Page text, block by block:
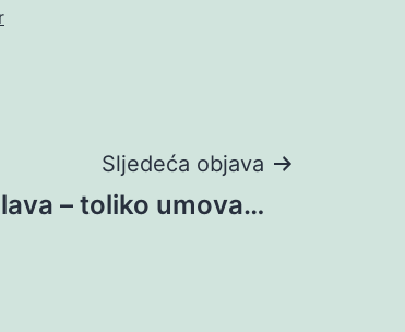
Sljedeća objava
– toliko umova…